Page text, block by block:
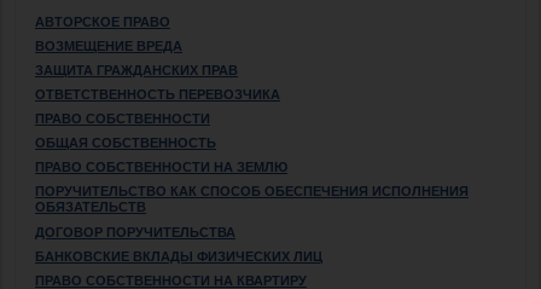
АВТОРСКОЕ ПРАВО
ВОЗМЕЩЕНИЕ ВРЕДА
ЗАЩИТА ГРАЖДАНСКИХ ПРАВ
ОТВЕТСТВЕННОСТЬ ПЕРЕВОЗЧИКА
ПРАВО СОБСТВЕННОСТИ
ОБЩАЯ СОБСТВЕННОСТЬ
ПРАВО СОБСТВЕННОСТИ НА ЗЕМЛЮ
ПОРУЧИТЕЛЬСТВО КАК СПОСОБ ОБЕСПЕЧЕНИЯ ИСПОЛНЕНИЯ
ОБЯЗАТЕЛЬСТВ
ДОГОВОР ПОРУЧИТЕЛЬСТВА
БАНКОВСКИЕ ВКЛАДЫ ФИЗИЧЕСКИХ ЛИЦ
ПРАВО СОБСТВЕННОСТИ НА КВАРТИРУ